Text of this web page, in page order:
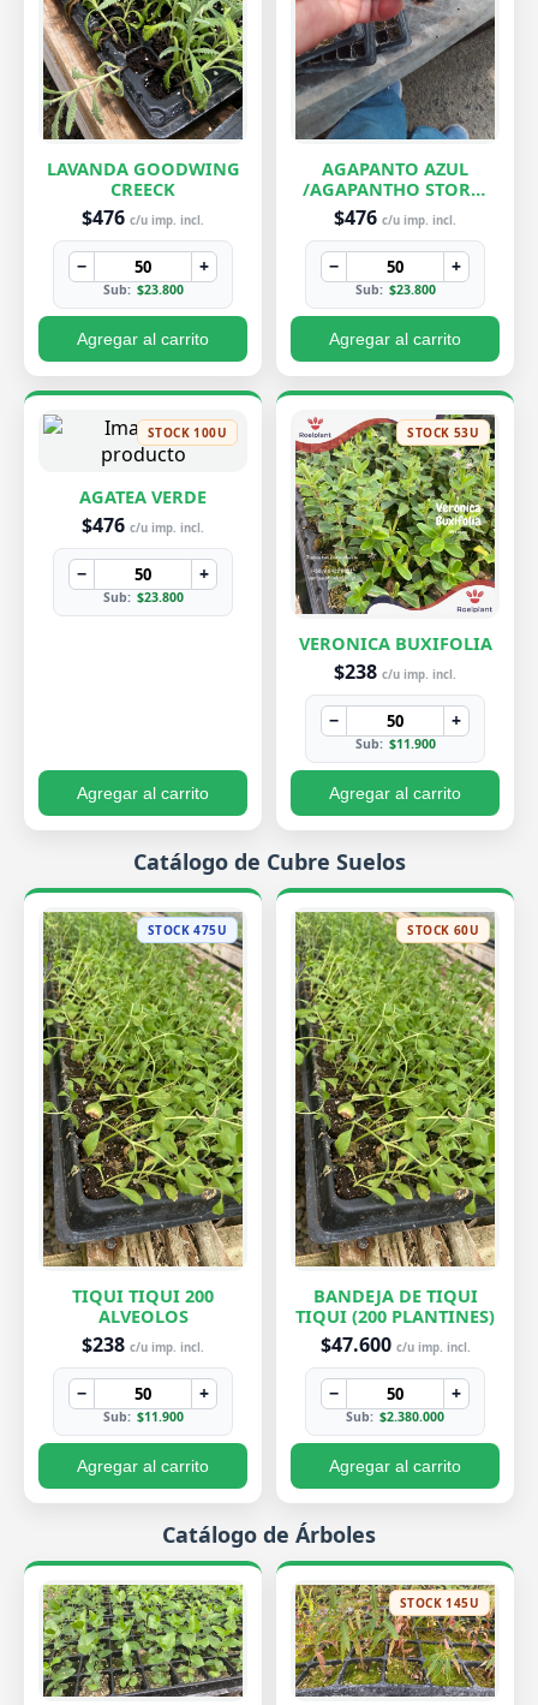
LAVANDA GOODWING
CREECK
$476 c/u imp. incl.
− +
Sub: $23.800
Agregar al carrito
AGAPANTO AZUL
/AGAPANTHO STORM
CLOUD
$476 c/u imp. incl.
− +
Sub: $23.800
Agregar al carrito
STOCK 100U
AGATEA VERDE
$476 c/u imp. incl.
− +
Sub: $23.800
Agregar al carrito
STOCK 53U
VERONICA BUXIFOLIA
$238 c/u imp. incl.
− +
Sub: $11.900
Agregar al carrito
Catálogo de Cubre Suelos
STOCK 475U
TIQUI TIQUI 200
ALVEOLOS
$238 c/u imp. incl.
− +
Sub: $11.900
Agregar al carrito
STOCK 60U
BANDEJA DE TIQUI
TIQUI (200 PLANTINES)
$47.600 c/u imp. incl.
− +
Sub: $2.380.000
Agregar al carrito
Catálogo de Árboles
STOCK 145U